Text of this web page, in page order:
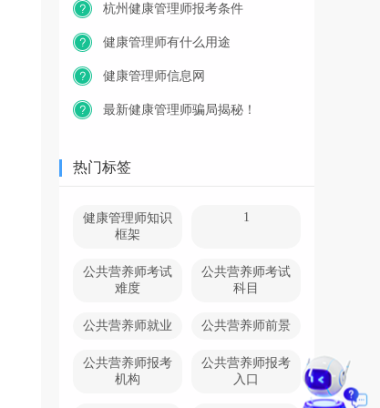
杭州健康管理师报考条件
健康管理师有什么用途
健康管理师信息网
最新健康管理师骗局揭秘！
热门标签
健康管理师知识
框架
1
公共营养师考试
难度
公共营养师考试
科目
公共营养师就业 公共营养师前景
公共营养师报考
机构
公共营养师报考
入口